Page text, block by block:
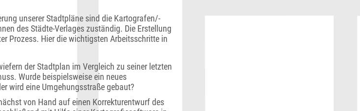
unserer Stadtpläne sind die Kartografen/-
des Städte-Verlages zuständig. Die Erstellung
Prozess. Hier die wichtigsten Arbeitsschritte in
der Stadtplan im Vergleich zu seiner letzten
Wurde beispielsweise ein neues
wird eine Umgehungsstraße gebaut?
von Hand auf einen Korrekturentwurf des